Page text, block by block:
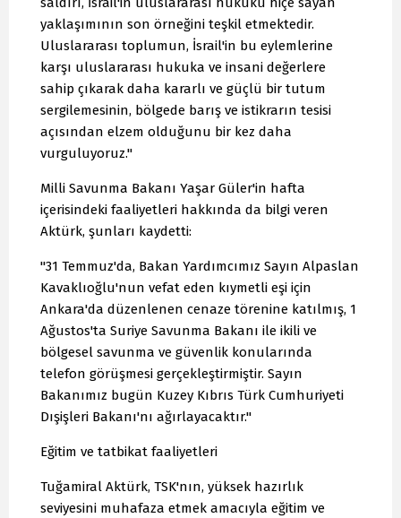
yaklaşımının son örneğini teşkil etmektedir.
Uluslararası toplumun, İsrail'in bu eylemlerine
karşı uluslararası hukuka ve insani değerlere
sahip çıkarak daha kararlı ve güçlü bir tutum
sergilemesinin, bölgede barış ve istikrarın tesisi
açısından elzem olduğunu bir kez daha
vurguluyoruz."
Milli Savunma Bakanı Yaşar Güler'in hafta
içerisindeki faaliyetleri hakkında da bilgi veren
Aktürk, şunları kaydetti:
"31 Temmuz'da, Bakan Yardımcımız Sayın Alpaslan
Kavaklıoğlu'nun vefat eden kıymetli eşi için
Ankara'da düzenlenen cenaze törenine katılmış, 1
Ağustos'ta Suriye Savunma Bakanı ile ikili ve
bölgesel savunma ve güvenlik konularında
telefon görüşmesi gerçekleştirmiştir. Sayın
Bakanımız bugün Kuzey Kıbrıs Türk Cumhuriyeti
Dışişleri Bakanı'nı ağırlayacaktır."
Eğitim ve tatbikat faaliyetleri
Tuğamiral Aktürk, TSK'nın, yüksek hazırlık
seviyesini muhafaza etmek amacıyla eğitim ve